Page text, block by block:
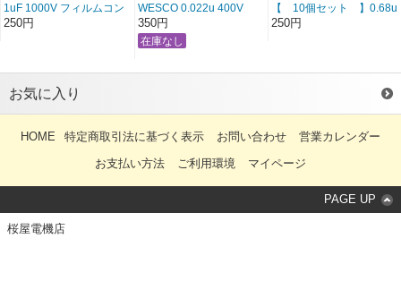
1uF 1000V フィルムコン
デンサー
250円
WESCO 0.022u 400V
350円
【 10個セット 】0.68u
250V Nitsuko 特価品！
250円
お気に入り
HOME 特定商取引法に基づく表示 お問い合わせ
営業カレンダー
お支払い方法
ご利用環境 マイページ
PAGE UP
桜屋電機店